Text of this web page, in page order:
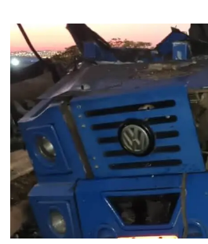
suspeita
de
matar
filha
de
2
anos
em
Limeira